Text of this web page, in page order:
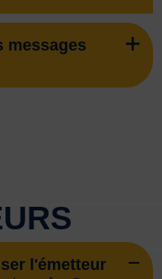
messages
l'émetteur